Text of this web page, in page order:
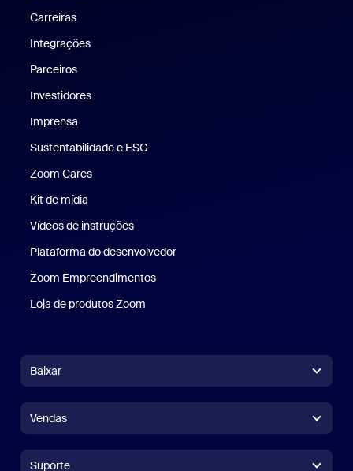
Carreiras
Integrações
Parceiros
Investidores
Imprensa
Sustentabilidade e ESG
Zoom Cares
Kit de mídia
Vídeos de instruções
Plataforma do desenvolvedor
Zoom Empreendimentos
Loja de produtos Zoom
Baixar
Aplicativo Zoom RoomsAplicativo Zoom Rooms
Controlador do Zoom Rooms
Vendas
Suporte